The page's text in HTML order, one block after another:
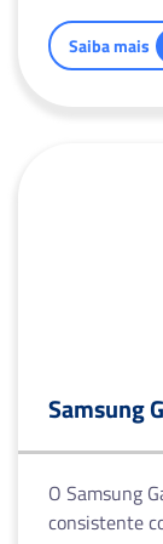
Saiba mais
Samsung
O Samsung
consistente